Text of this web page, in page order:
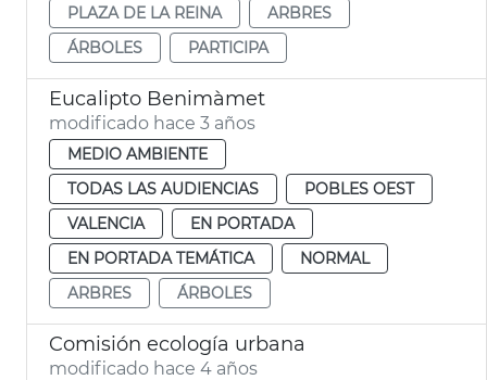
PLAZA DE LA REINA
ARBRES
ÁRBOLES
PARTICIPA
Eucalipto Benimàmet
modificado hace 3 años
MEDIO AMBIENTE
TODAS LAS AUDIENCIAS
POBLES OEST
VALENCIA
EN PORTADA
EN PORTADA TEMÁTICA
NORMAL
ARBRES
ÁRBOLES
Comisión ecología urbana
modificado hace 4 años